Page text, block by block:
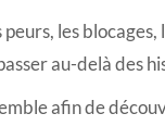
les blocages,
au-delà des
afin de